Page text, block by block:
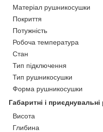
Матеріал рушникосушки
Покриття
Потужність
Робоча температура
Стан
Тип підключення
Тип рушникосушки
Форма рушникосушки
Габаритні і приєднувальні
Висота
Глибина